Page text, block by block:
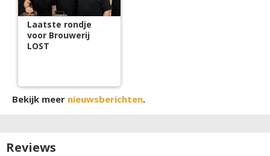
Laatste rondje
voor Brouwerij
LOST
Bekijk meer nieuwsberichten.
Reviews